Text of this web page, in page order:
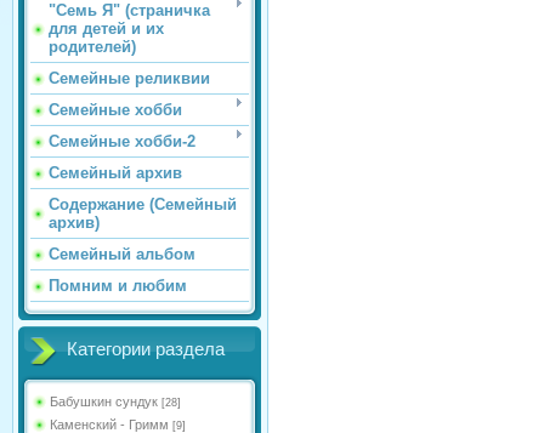
"Семь Я" (страничка
для детей и их
родителей)
Семейные реликвии
Семейные хобби
Семейные хобби-2
Семейный архив
Содержание (Семейный
архив)
Семейный альбом
Помним и любим
Категории раздела
Бабушкин сундук [28]
Каменский - Гримм [9]